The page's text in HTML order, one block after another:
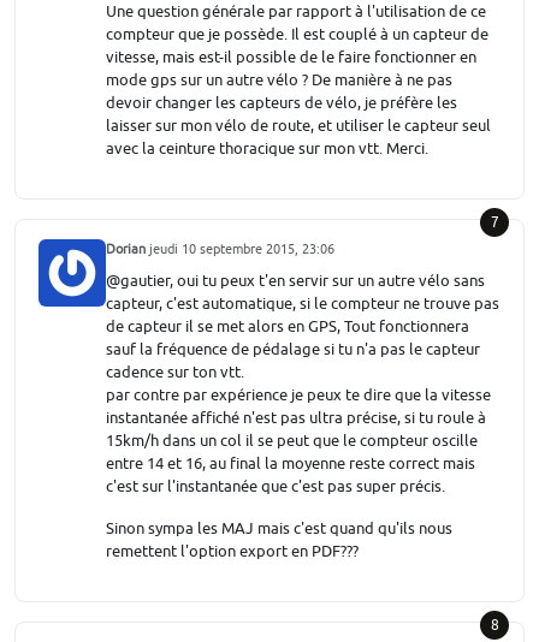
Une question générale par rapport à l'utilisation de ce
compteur que je possède. Il est couplé à un capteur de
vitesse, mais est-il possible de le faire fonctionner en
mode gps sur un autre vélo ? De manière à ne pas
devoir changer les capteurs de vélo, je préfère les
laisser sur mon vélo de route, et utiliser le capteur seul
avec la ceinture thoracique sur mon vtt. Merci.
7
Dorian jeudi 10 septembre 2015, 23:06
@gautier, oui tu peux t'en servir sur un autre vélo sans
capteur, c'est automatique, si le compteur ne trouve pas
de capteur il se met alors en GPS, Tout fonctionnera
sauf la fréquence de pédalage si tu n'a pas le capteur
cadence sur ton vtt.
par contre par expérience je peux te dire que la vitesse
instantanée affiché n'est pas ultra précise, si tu roule à
15km/h dans un col il se peut que le compteur oscille
entre 14 et 16, au final la moyenne reste correct mais
c'est sur l'instantanée que c'est pas super précis.
Sinon sympa les MAJ mais c'est quand qu'ils nous
remettent l'option export en PDF???
8